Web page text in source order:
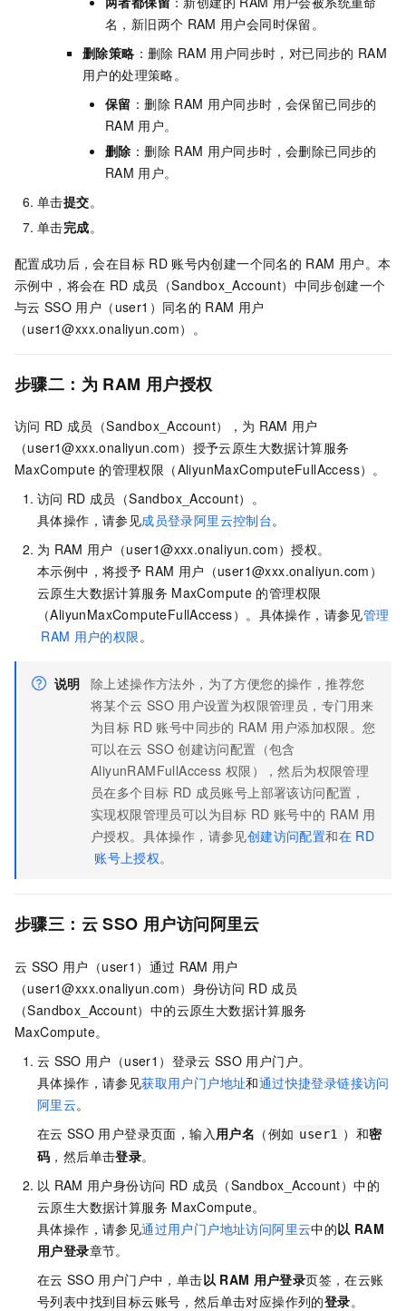
名，新旧两个 RAM 用户会同时保留。
删除策略 ：删除 RAM 用户同步时，对已同步的 RAM
用户的处理策略。
保留 ：删除 RAM 用户同步时，会保留已同步的
RAM 用户。
删除 ：删除 RAM 用户同步时，会删除已同步的
RAM 用户。
单击提交。
单击完成。
配置成功后，会在目标 RD 账号内创建一个同名的 RAM 用户。本
示例中，将会在 RD 成员（Sandbox_Account）中同步创建一个
与云 SSO 用户（user1）同名的 RAM 用户
（user1@xxx.onaliyun.com）。
步骤二：为 RAM 用户授权
访问 RD 成员（Sandbox_Account），为 RAM 用户
（user1@xxx.onaliyun.com）授予云原生大数据计算服务
MaxCompute 的管理权限（AliyunMaxComputeFullAccess）。
访问 RD 成员（Sandbox_Account）。
具体操作，请参见成员登录阿里云控制台。
为 RAM 用户（user1@xxx.onaliyun.com）授权。
本示例中，将授予 RAM 用户（user1@xxx.onaliyun.com）
云原生大数据计算服务 MaxCompute 的管理权限
（AliyunMaxComputeFullAccess）。具体操作，请参见管理
RAM 用户的权限。
说明 除上述操作方法外，为了方便您的操作，推荐您
将某个云 SSO 用户设置为权限管理员，专门用来
为目标 RD 账号中同步的 RAM 用户添加权限。您
可以在云 SSO 创建访问配置（包含
AliyunRAMFullAccess 权限），然后为权限管理
员在多个目标 RD 成员账号上部署该访问配置，
实现权限管理员可以为目标 RD 账号中的 RAM 用
户授权。具体操作，请参见创建访问配置和在 RD
账号上授权。
步骤三：云 SSO 用户访问阿里云
云 SSO 用户（user1）通过 RAM 用户
（user1@xxx.onaliyun.com）身份访问 RD 成员
（Sandbox_Account）中的云原生大数据计算服务
MaxCompute。
云 SSO 用户（user1）登录云 SSO 用户门户。
具体操作，请参见获取用户门户地址和通过快捷登录链接访问
阿里云。
在云 SSO 用户登录页面，输入 用户名 （例如 user1 ）和密
码 ，然后单击登录。
以 RAM 用户身份访问 RD 成员（Sandbox_Account）中的
云原生大数据计算服务 MaxCompute。
具体操作，请参见通过用户门户地址访问阿里云中的以 RAM
用户登录章节。
在云 SSO 用户门户中，单击以 RAM 用户登录页签，在云账
号列表中找到目标云账号，然后单击对应操作列的登录。